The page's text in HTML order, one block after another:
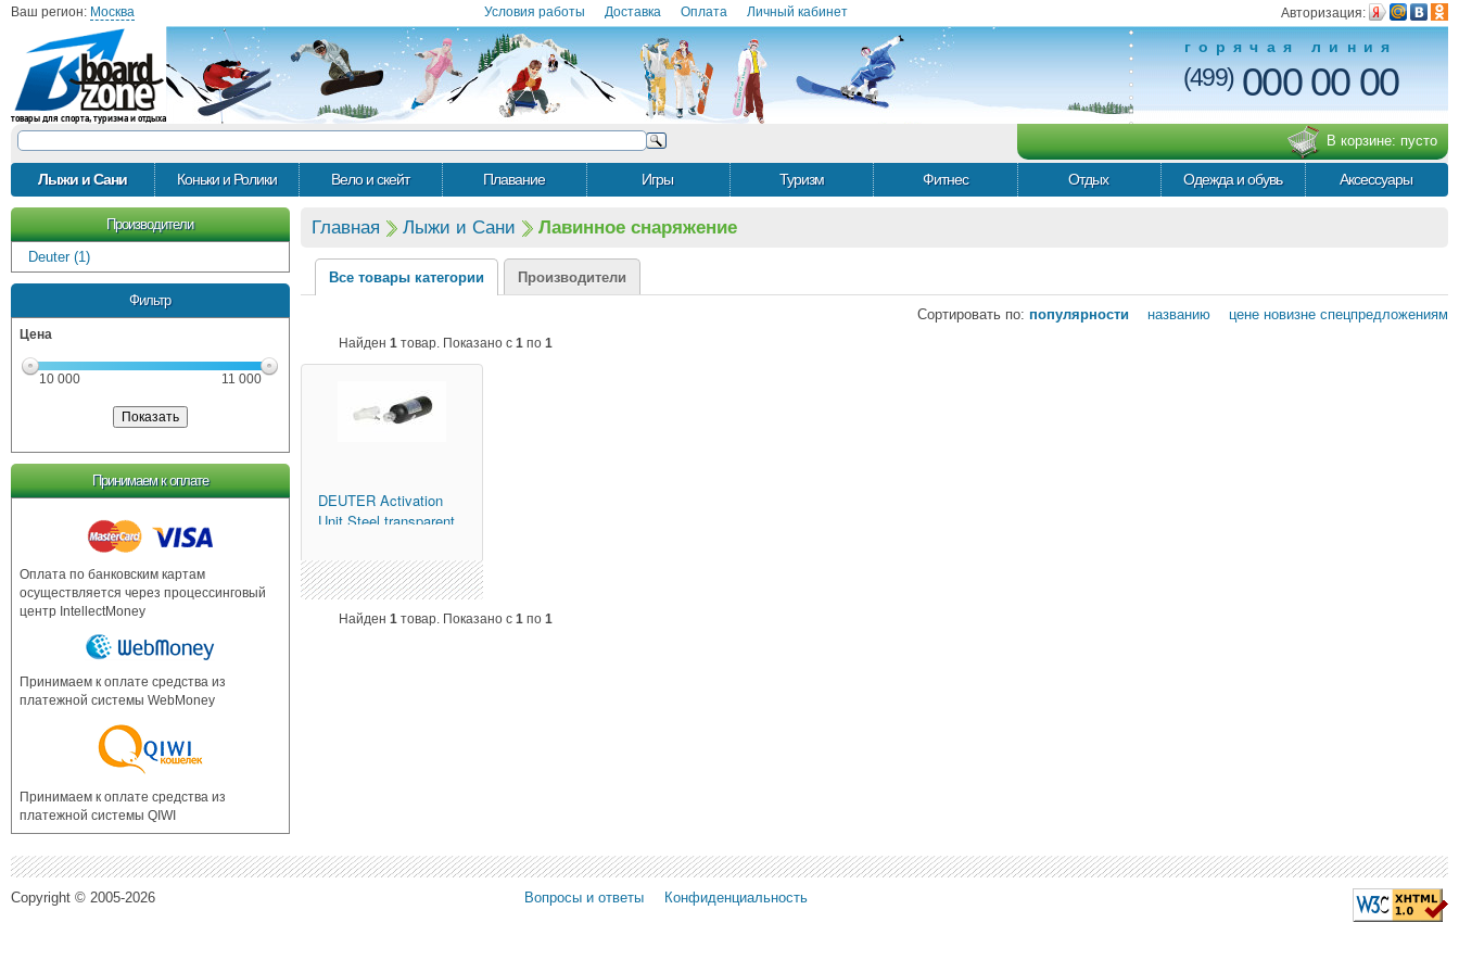
Ваш регион: Москва Условия работы Доставка Оплата Личный кабинет Авторизация:
товары для спорта, туризма и отдыха
горячая линия
(499)000 00 00
В корзине: пусто
Лыжи и Сани Коньки и Ролики Вело и скейт Плавание Игры Туризм Фитнес Отдых Одежда и обувь Аксессуары
Производители
Deuter (1)
Фильтр
Цена
10 000 11 000
Принимаем к оплате
Оплата по банковским картам
осуществляется через процессинговый
центр IntellectMoney
Принимаем к оплате средства из
платежной системы WebMoney
Принимаем к оплате средства из
платежной системы QIWI
Главная Лыжи и Сани Лавинное снаряжение
Все товары категории Производители
Сортировать по: популярности названию цене новизне спецпредложениям
Найден 1 товар. Показано с 1 по 1
DEUTER Activation
Unit Steel transparent
Найден 1 товар. Показано с 1 по 1
Copyright © 2005-2026 Вопросы и ответы Конфиденциальность